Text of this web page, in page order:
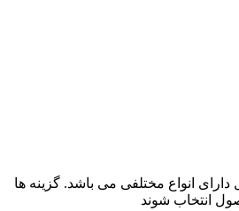
انواع مختلفی می باشد. گزینه ها
انتخاب شوند